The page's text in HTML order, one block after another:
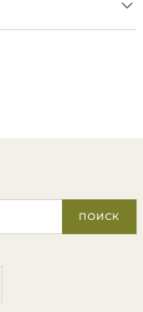
ПОИСК